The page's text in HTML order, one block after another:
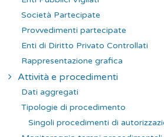
Società Partecipate
Provvedimenti partecipate
Enti di Diritto Privato Controllati
Rappresentazione grafica
Attività e procedimenti
Dati aggregati
Tipologie di procedimento
Singoli procedimenti di